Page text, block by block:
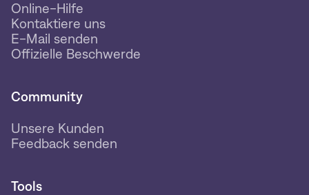
Online-Hilfe
Kontaktiere uns
E-Mail senden
Offizielle Beschwerde
Community
Unsere Kunden
Feedback senden
Tools